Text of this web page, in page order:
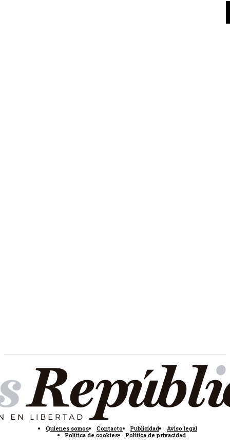
Quienes somos Contacto Publicidad
Aviso legal
Política de cookies
Política de privacidad